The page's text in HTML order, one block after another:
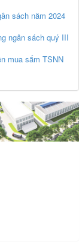
sách năm 2024
ngân sách quý III
mua sắm TSNN